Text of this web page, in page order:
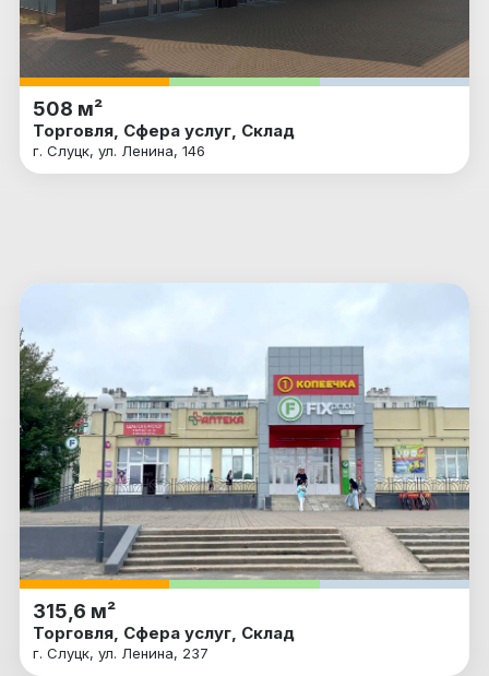
508 м²
Торговля, Сфера услуг, Склад
г. Слуцк, ул. Ленина, 146
315,6 м²
Торговля, Сфера услуг, Склад
г. Слуцк, ул. Ленина, 237